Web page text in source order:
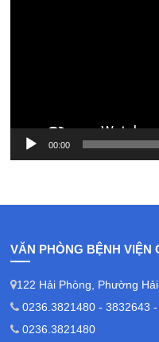
00:00
VĂN PHÒNG BỆNH VIỆN
122 Hải Phòng, Phường
0236.3821480 - 3832643
0236.3821480